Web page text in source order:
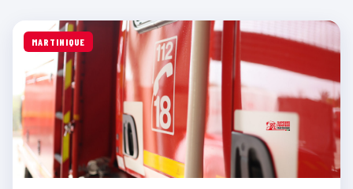
MARTINIQUE